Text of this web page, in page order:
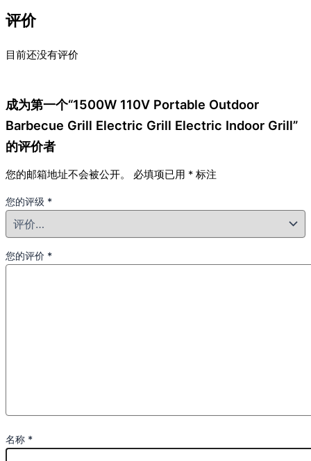
评价
目前还没有评价
成为第一个“1500W 110V Portable Outdoor
Barbecue Grill Electric Grill Electric Indoor Grill”
的评价者
您的邮箱地址不会被公开。 必填项已用 * 标注
您的评级 *
您的评价 *
名称 *